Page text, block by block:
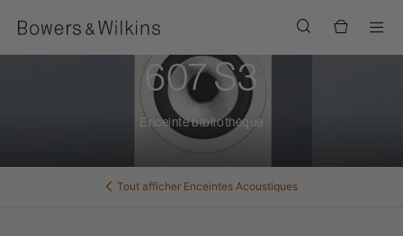
607 S3
Enceinte bibliothèque
Tout afficher Enceintes Acoustiques